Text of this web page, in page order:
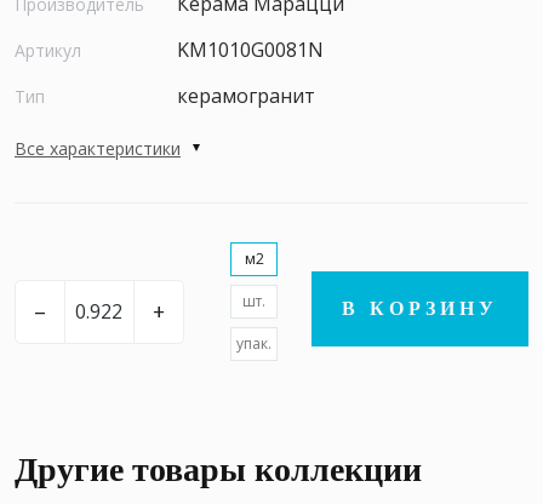
Артикул KM1010G0081N
Тип керамогранит
Все характеристики
– +
м2
шт.
упак.
В КОРЗИНУ
Другие товары коллекции